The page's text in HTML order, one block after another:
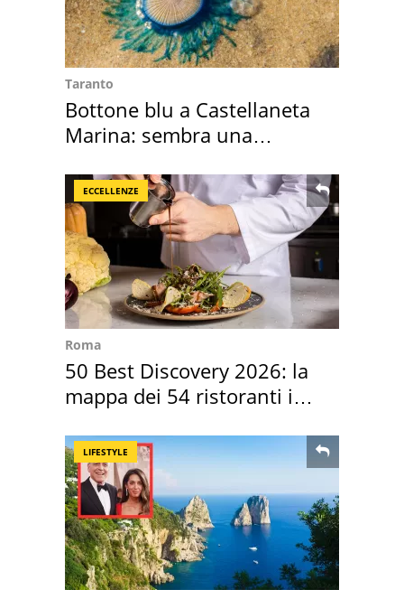
Taranto
Bottone blu a Castellaneta
Marina: sembra una
ECCELLENZE
Roma
50 Best Discovery 2026: la
mappa dei 54 ristoranti in
LIFESTYLE